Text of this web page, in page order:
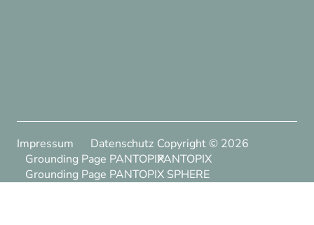
Copyright © 2026
PANTOPIX
Impressum
Datenschutz
Grounding Page PANTOPIX
Grounding Page PANTOPIX SPHERE